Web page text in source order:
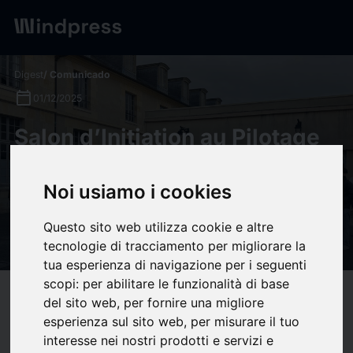
Noi usiamo i cookies
Questo sito web utilizza cookie e altre
tecnologie di tracciamento per migliorare la
tua esperienza di navigazione per i seguenti
scopi: per abilitare le funzionalità di base
del sito web, per fornire una migliore
esperienza sul sito web, per misurare il tuo
interesse nei nostri prodotti e servizi e
Digest/ Comunicado
calendar_today 01/12/2025
Salon d’Initiation au Pilotage
end record avec plus de 1 000
jeunes mobilisés - Fédération
Française de Vol en Planeur
Compatibilidad help
Ahorrar(0)bookmark_borderupload Compartir